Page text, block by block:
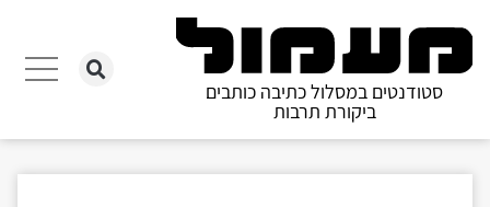
סטודנטים במסלול כתיבה כותבים
ביקורת תרבות